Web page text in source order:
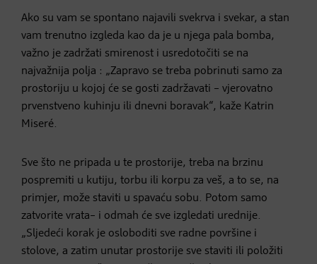
Ako su vam se spontano najavili svekrva i svekar, a stan
vam trenutno izgleda kao da je u njega pala bomba,
važno je zadržati smirenost i usredotočiti se na
najvažnija polja : „Zapravo se treba pobrinuti samo za
prostoriju u kojoj će se gosti zadržavati – vjerovatno
prvenstveno kuhinju ili dnevni boravak“, kaže Katrin
Miseré.
Sve što ne pripada u te prostorije, treba na brzinu
pospremiti u kutiju, torbu ili korpu za veš, a to se, na
primjer, može staviti u spavaću sobu. Potom samo
zatvorite vrata– i odmah će sve izgledati urednije.
„Sljedeći korak je osloboditi sve radne površine i
stolove, a zatim unutar prostorije sve staviti ili položiti